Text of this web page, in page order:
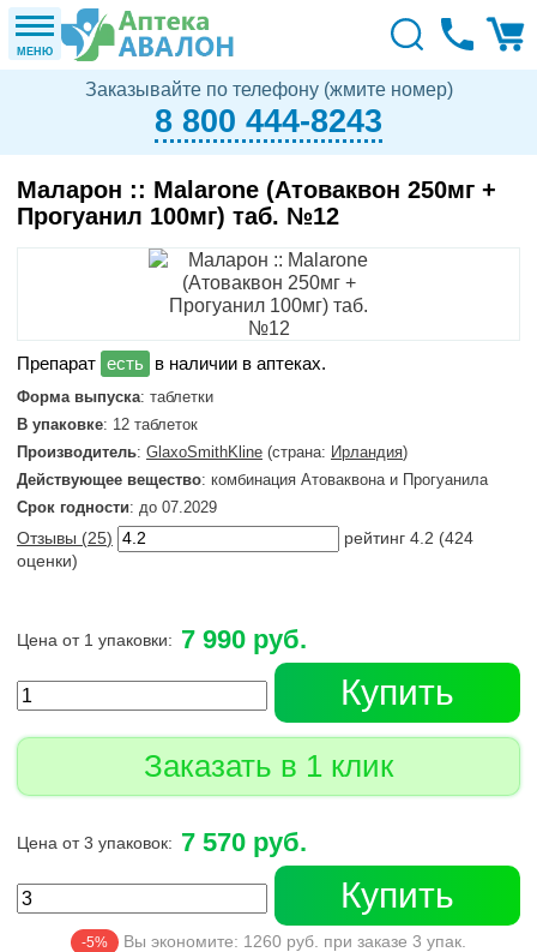
МЕНЮ
Заказывайте по телефону (жмите номер)
8 800 444-8243
Маларон :: Malarone (Атоваквон 250мг +
Прогуанил 100мг) таб. №12
в наличии в аптеках.
Форма выпуска: таблетки
В упаковке: 12 таблеток
Производитель: GlaxoSmithKline (страна: Ирландия)
Действующее вещество: комбинация Атоваквона и Прогуанила
Срок годности: до 07.2029
Отзывы (25) рейтинг 4.2 (424
оценки)
Цена от 1 упаковки: 7 990 руб.
Купить
Заказать в 1 клик
Цена от 3 упаковок: 7 570 руб.
Купить
-5% Вы экономите: 1260 руб. при заказе 3 упак.